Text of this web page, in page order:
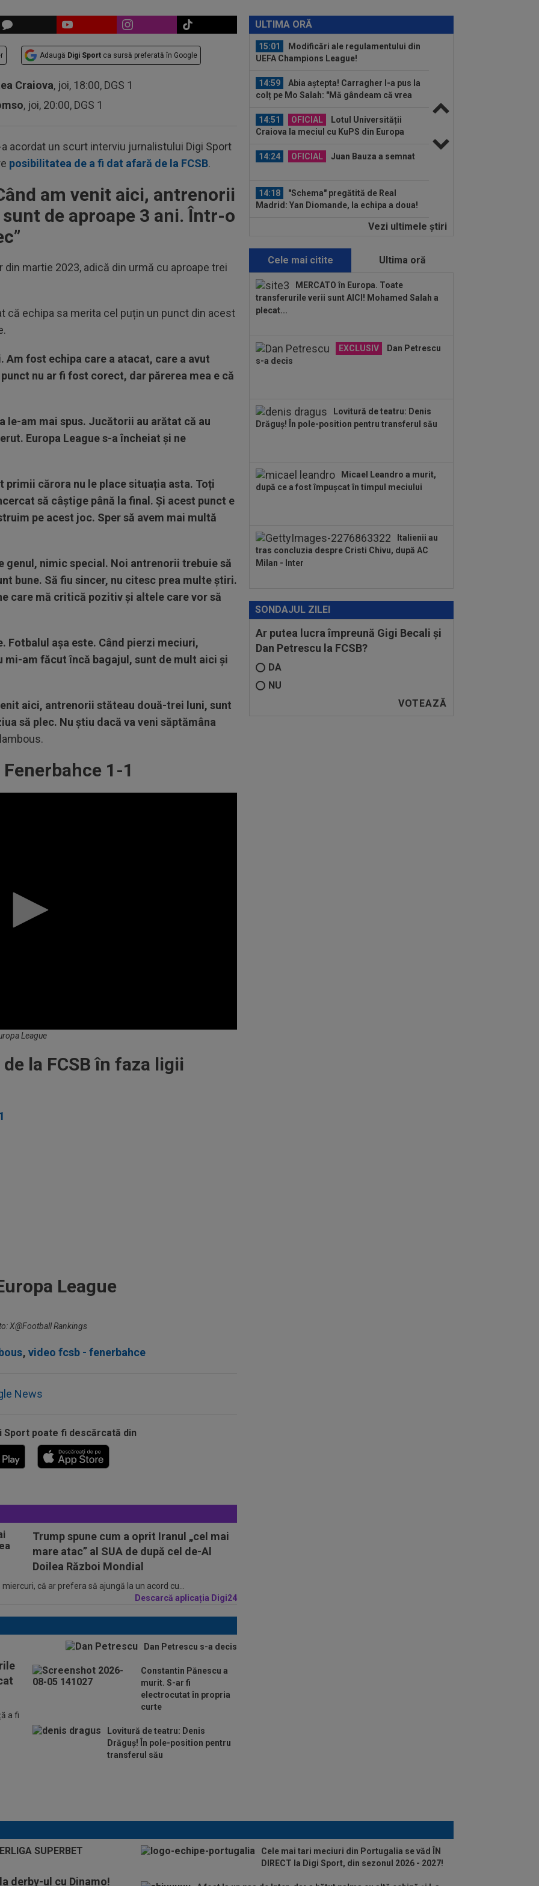
Adaugă Digi Sport ca sursă preferată în Google
Craiova, joi, 18:00, DGS 1
, joi, 20:00, DGS 1
acordat un scurt interviu jurnalistului Digi Sport
posibilitatea de a fi dat afară de la FCSB.
am venit aici, antrenorii
de aproape 3 ani. Într-o
martie 2023, adică din urmă cu aproape trei
că echipa sa merita cel puțin un punct din acest
Am fost echipa care a atacat, care a avut
nu ar fi fost corect, dar părerea mea e că
le-am mai spus. Jucătorii au arătat că au
Europa League s-a încheiat și ne
primii cărora nu le place situația asta. Toți
să câștige până la final. Și acest punct e
pe acest joc. Sper să avem mai multă
genul, nimic special. Noi antrenorii trebuie să
bune. Să fiu sincer, nu citesc prea multe știri.
care mă critică pozitiv și altele care vor să
Fotbalul așa este. Când pierzi meciuri,
am făcut încă bagajul, sunt de mult aici și
aici, antrenorii stăteau două-trei luni, sunt
să plec. Nu știu dacă va veni săptămâna
1-1
League
la FCSB în faza ligii
League
X@Football Rankings
, video fcsb - fenerbahce
News
Sport poate fi descărcată din
Trump spune cum a oprit Iranul „cel mai
mare atac” al SUA de după cel de-Al
Doilea Război Mondial
că ar prefera să ajungă la un acord cu...
Descarcă aplicația Digi24
ULTIMA ORĂ
bătut palma cu altă echipă și l-a lăsat pe...
15:01
Modificări ale regulamentului din
UEFA Champions League!
14:59
Abia aștepta! Carragher l-a pus la
colț pe Mo Salah: "Mă gândeam că vrea
14:51
OFICIAL
Lotul Universității
Craiova la meciul cu KuPS din Europa
14:24
OFICIAL Juan Bauza a semnat
14:18
"Schema" pregătită de Real
Madrid: Yan Diomande, la echipa a doua!
Rapid a făcut anunțul despre
15:25
Cele mai tari meciuri din
Portugalia se văd ÎN DIRECT la Digi Sport,
din...
15:20
Mirel Rădoi a primit vestea din
Turcia
la Montreal: ”Alo? Unde suntem aici?”
Vezi ultimele ştiri
Cele mai citite Ultima oră
MERCATO în Europa. Toate
transferurile verii sunt AICI! Mohamed Salah a
plecat...
EXCLUSIV
Dan Petrescu
s-a decis
Lovitură de teatru: Denis
Drăguș! În pole-position pentru transferul său
Micael Leandro a murit,
după ce a fost împușcat în timpul meciului
Italienii au
tras concluzia despre Cristi Chivu, după AC
Milan - Inter
SONDAJUL ZILEI
Ar putea lucra împreună Gigi Becali și
Dan Petrescu la FCSB?
DA
NU
a fi
Dan Petrescu s-a decis
Constantin Pănescu a
murit. S-ar fi
electrocutat în propria
curte
Lovitură de teatru: Denis
Drăguș! În pole-position pentru
transferul său
derby-ul cu Dinamo!
Cele mai tari meciuri din Portugalia se văd ÎN
DIRECT la Digi Sport, din sezonul 2026 - 2027!